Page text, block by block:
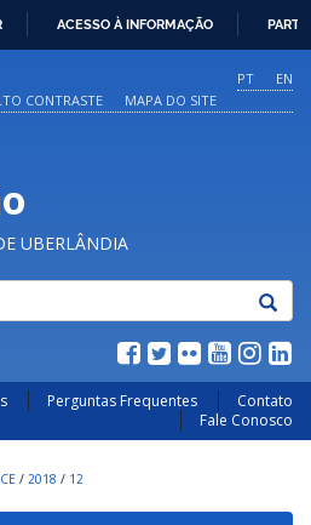
O
CONTEÚDO
ACESSO À INFORMAÇÃO
PT
EN
CONTRASTE MAPA DO SITE
UBERLÂNDIA
Perguntas Frequentes
Contato
Fale Conosco
/ 2018 / 12